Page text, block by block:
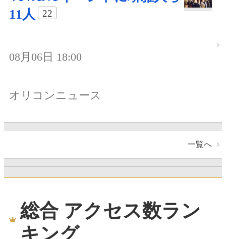
11人
22
08月06日 18:00
オリコンニュース
一覧へ
総合 アクセス数ラン
キング